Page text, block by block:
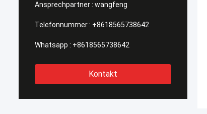
Ansprechpartner : wangfeng
Telefonnummer : +8618565738642
Whatsapp : +8618565738642
Kontakt